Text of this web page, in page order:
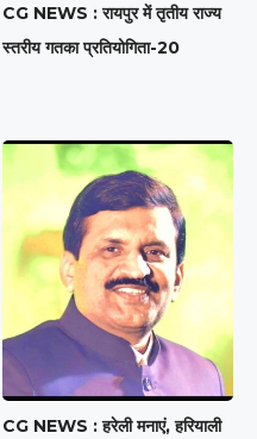
CG NEWS : रायपुर में तृतीय राज्य
स्तरीय गतका प्रतियोगिता-20
CG NEWS : हरेली मनाएं, हरियाली